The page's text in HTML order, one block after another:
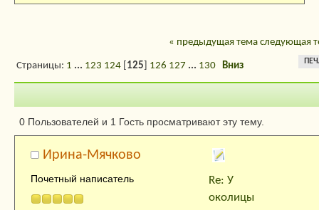
« предыдущая тема следующая
Страницы: 1 ... 123 124 125 126 127 ... 130 Вниз
Автор
Тема: У
села Верхнее Мячково (Прочитано
раз)
0 Пользователей и 1 Гость просматривают эту тему.
Ирина-Мячково
Почетный написатель
Re: У
околицы